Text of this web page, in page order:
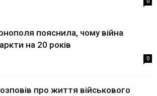
пояснила, чому війна
на 20 років
0
про життя військового